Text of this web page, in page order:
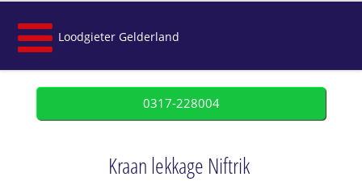
Loodgieter Gelderland
0317-228004
Kraan lekkage Niftrik